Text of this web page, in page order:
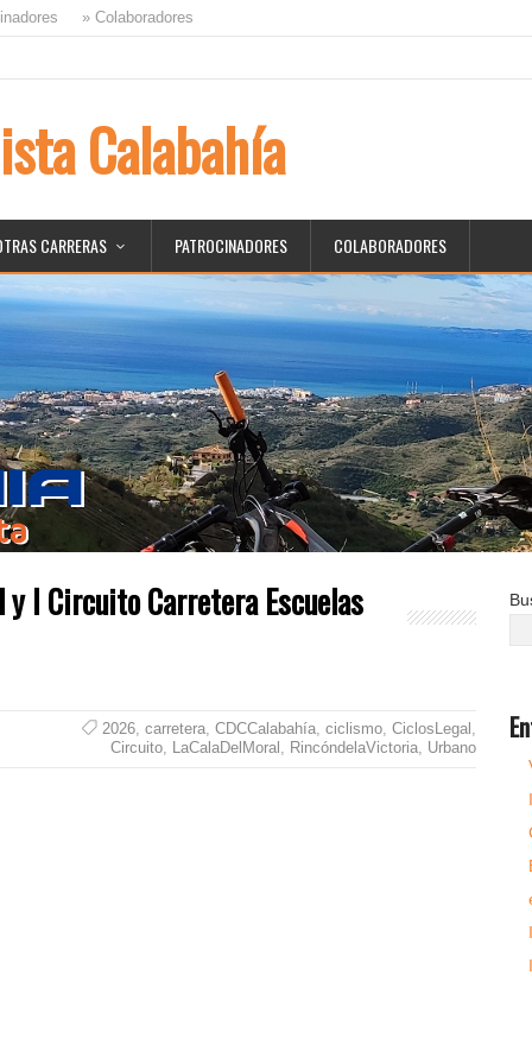
» Colaboradores
Calabahía
CARRERAS PATROCINADORES COLABORADORES
I Circuito Carretera Escuelas
2026, carretera, CDCCalabahía, ciclismo, CiclosLegal ,
Circuito, LaCalaDelMoral , RincóndelaVictoria, Urbano